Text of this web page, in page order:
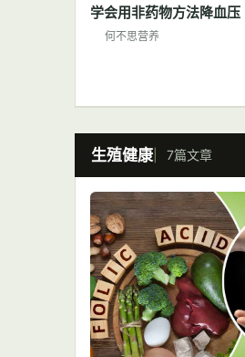
学会用非药物方法降血压
何不思营养
生殖健康 7篇文章